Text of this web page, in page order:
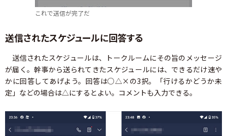
これで送信が完了だ
送信されたスケジュールに回答する
送信されたスケジュールは、トークルームにその旨のメッセージ
が届く。幹事から送られてきたスケジュールには、できるだけ速や
かに回答してあげよう。回答は○△×の3択。「行けるかどうか未
定」などの場合は△にするとよい。コメントも入力できる。